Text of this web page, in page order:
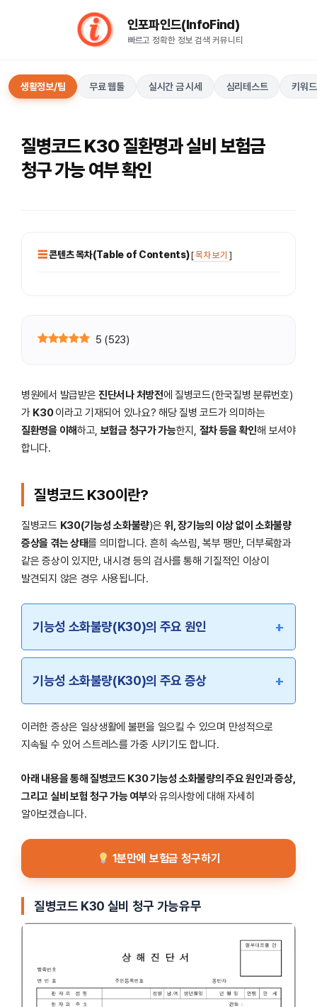
인포파인드(InfoFind)​​​​
빠르고 정확한 정보 검색 커뮤니티
생활정보/팁 무료 웹툴 실시간 금 시세 심리테스트 키워
질병코드 K30 질환명과 실비 보험금
청구 가능 여부 확인
콘텐츠 목차(Table of Contents)[목차 보기 ]
5 (523)
병원에서 발급받은 진단서나 처방전에 질병코드(한국질병 분류번호)
가 K30이라고 기재되어 있나요? 해당 질병 코드가 의미하는
질환명을 이해하고, 보험금 청구가 가능한지, 절차 등을 확인해 보셔야
합니다.
질병코드 K30이란?
질병코드 K30(기능성 소화불량)은위, 장기능의 이상 없이 소화불량
증상을 겪는 상태를 의미합니다. 흔히 속쓰림, 복부 팽만, 더부룩함과
같은 증상이 있지만, 내시경 등의 검사를 통해 기질적인 이상이
발견되지 않은 경우 사용됩니다.
기능성 소화불량(K30)의 주요 원인 +
기능성 소화불량(K30)의 주요 증상 +
이러한 증상은 일상생활에 불편을 일으킬 수 있으며 만성적으로
지속될 수 있어 스트레스를 가중 시키기도 합니다.
아래 내용을 통해 질병코드 K30 기능성 소화불량의 주요 원인과 증상,
그리고 실비 보험 청구 가능 여부와 유의사항에 대해 자세히
알아보겠습니다.
1분만에 보험금 청구하기
질병코드 K30 실비 청구 가능유무